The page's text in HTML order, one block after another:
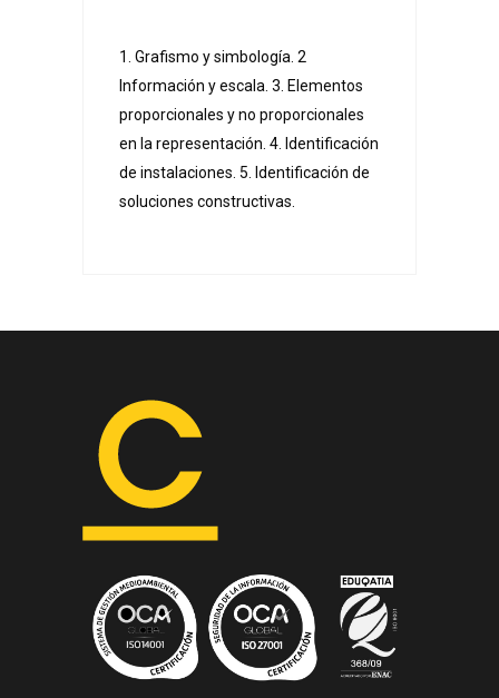
1. Grafismo y simbología. 2
Información y escala. 3. Elementos
proporcionales y no proporcionales
en la representación. 4. Identificación
de instalaciones. 5. Identificación de
soluciones constructivas.